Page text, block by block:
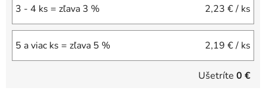
3 - 4 ks = zľava 3 % 2,23 €/ ks
5 a viac ks = zľava 5 % 2,19 €/ ks
Ušetríte 0 €